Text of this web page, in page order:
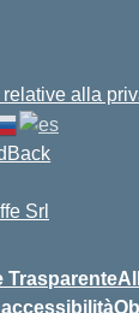
relative alla
Srl
Trasparente